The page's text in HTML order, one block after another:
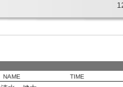
NAME TIME